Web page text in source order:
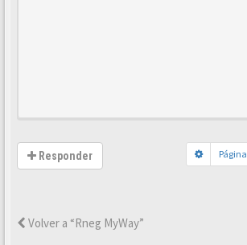
Responder Página
Volver a “Rneg MyWay”